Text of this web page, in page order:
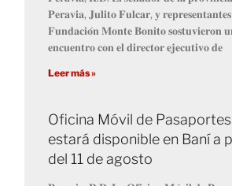
𝐏𝐞𝐫𝐚𝐯𝐢𝐚, 𝐉𝐮𝐥𝐢𝐭𝐨 𝐅𝐮𝐥𝐜𝐚𝐫, 𝐲
𝐅𝐮𝐧𝐝𝐚𝐜𝐢𝐨́𝐧 𝐌𝐨𝐧𝐭𝐞 𝐁𝐨𝐧𝐢𝐭𝐨 𝐬𝐨𝐬𝐭𝐮𝐯𝐢𝐞𝐫𝐨𝐧
𝐞𝐧𝐜𝐮𝐞𝐧𝐭𝐫𝐨 𝐜𝐨𝐧 𝐞𝐥 𝐝𝐢𝐫𝐞𝐜𝐭𝐨𝐫 𝐞𝐣𝐞𝐜𝐮𝐭𝐢𝐯𝐨 𝐝𝐞
Leer más »
Oficina Móvil de Pasaportes
estará disponible en Baní a
del 11 de agosto